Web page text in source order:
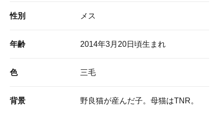
性別 メス
年齢 2014年3月20日頃生まれ
色 三毛
背景 野良猫が産んだ子。母猫はTNR。